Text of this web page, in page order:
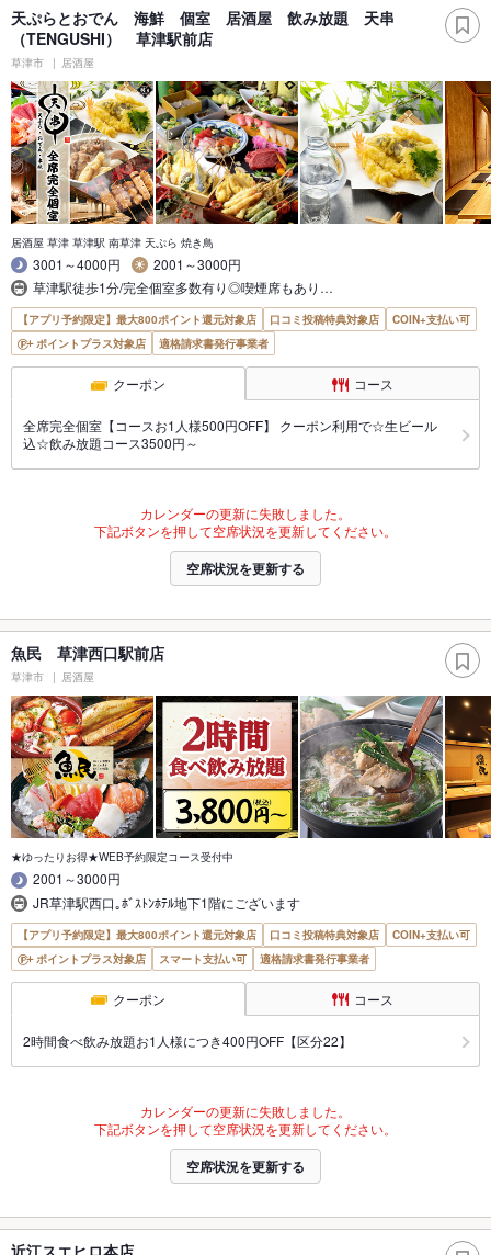
天ぷらとおでん 海鮮 個室 居酒屋 飲み放題 天串
（TENGUSHI） 草津駅前店
草津市 居酒屋
居酒屋 草津 草津駅 南草津 天ぷら 焼き鳥
3001～4000円
2001～3000円
草津駅徒歩1分/完全個室多数有り◎喫煙席もあり…
【アプリ予約限定】最大800ポイント還元対象店 口コミ投稿特典対象店
COIN+支払い可
ポイントプラス対象店
適格請求書発行事業者
クーポン コース
全席完全個室【コースお1人様500円OFF】 クーポン利用で☆生ビール
込☆飲み放題コース3500円～
カレンダーの更新に失敗しました。
下記ボタンを押して空席状況を更新してください。
空席状況を更新する
魚民 草津西口駅前店
草津市 居酒屋
★ゆったりお得★WEB予約限定コース受付中
2001～3000円
JR草津駅西口｡ﾎﾞｽﾄﾝﾎﾃﾙ地下1階にございます
【アプリ予約限定】最大800ポイント還元対象店 口コミ投稿特典対象店
COIN+支払い可
ポイントプラス対象店
スマート支払い可 適格請求書発行事業者
クーポン コース
2時間食べ飲み放題お1人様につき400円OFF【区分22】
カレンダーの更新に失敗しました。
下記ボタンを押して空席状況を更新してください。
空席状況を更新する
近江スエヒロ本店